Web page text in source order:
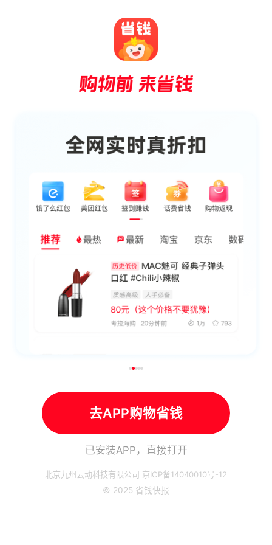
去APP购物省钱
已安装APP，直接打开
北京九州云动科技有限公司 京ICP备14040010号-12
© 2025 省钱快报